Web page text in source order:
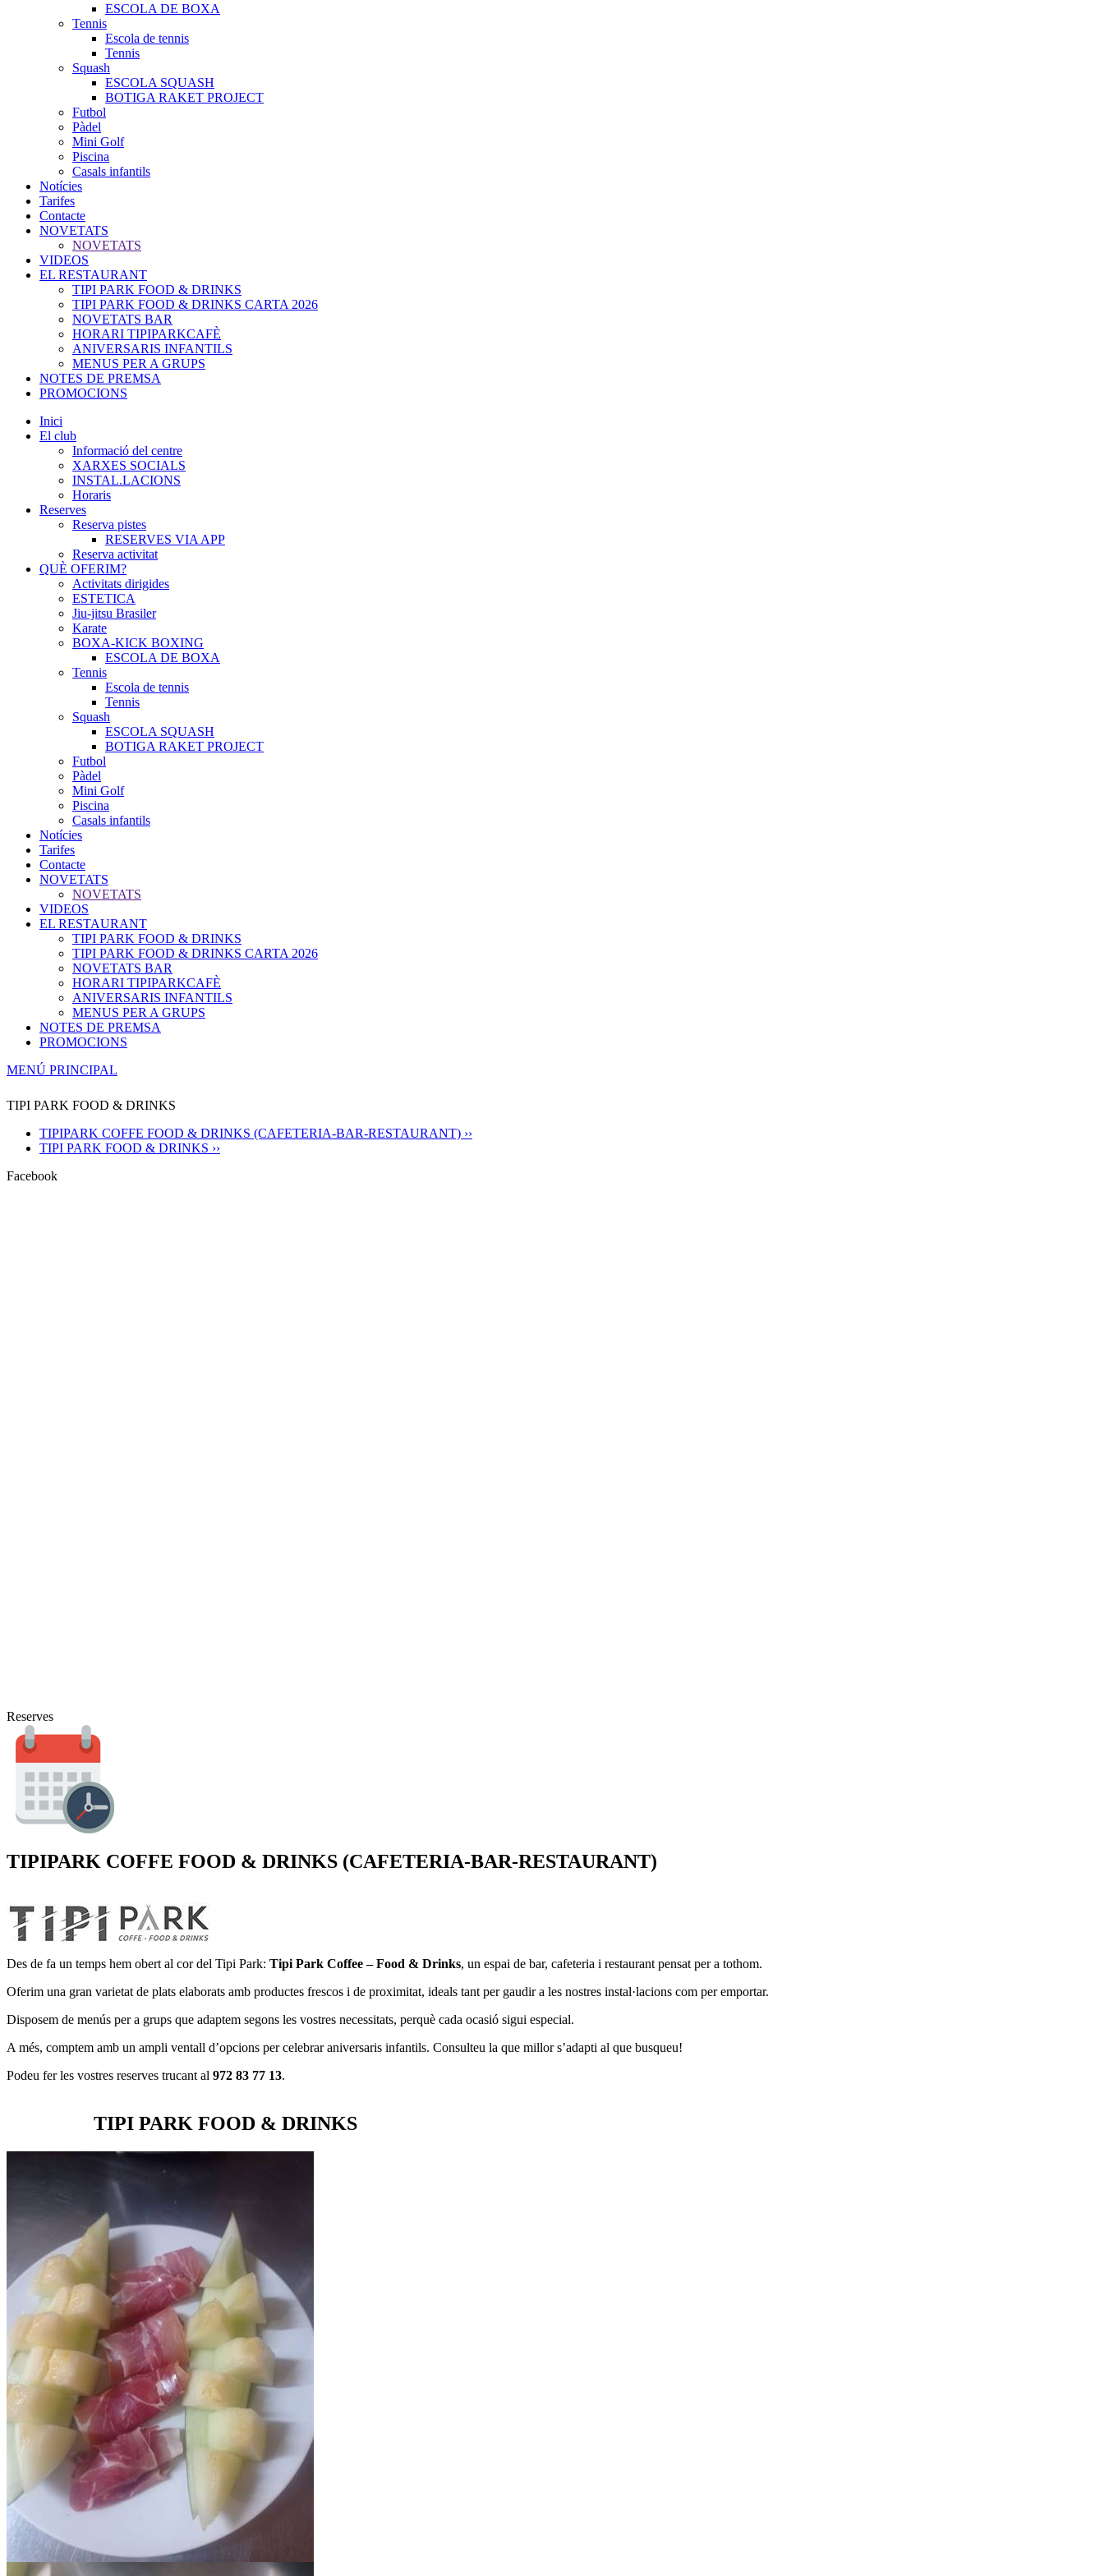
ESCOLA DE BOXA
Tennis
Escola de tennis
Tennis
Squash
ESCOLA SQUASH
BOTIGA RAKET PROJECT
Futbol
Pàdel
Mini Golf
Piscina
Casals infantils
Notícies
Tarifes
Contacte
NOVETATS
NOVETATS
VIDEOS
EL RESTAURANT
TIPI PARK FOOD & DRINKS
TIPI PARK FOOD & DRINKS CARTA 2026
NOVETATS BAR
HORARI TIPIPARKCAFÈ
ANIVERSARIS INFANTILS
MENUS PER A GRUPS
NOTES DE PREMSA
PROMOCIONS
Inici
El club
Informació del centre
XARXES SOCIALS
INSTAL.LACIONS
Horaris
Reserves
Reserva pistes
RESERVES VIA APP
Reserva activitat
QUÈ OFERIM?
Activitats dirigides
ESTETICA
Jiu-jitsu Brasiler
Karate
BOXA-KICK BOXING
ESCOLA DE BOXA
Tennis
Escola de tennis
Tennis
Squash
ESCOLA SQUASH
BOTIGA RAKET PROJECT
Futbol
Pàdel
Mini Golf
Piscina
Casals infantils
Notícies
Tarifes
Contacte
NOVETATS
NOVETATS
VIDEOS
EL RESTAURANT
TIPI PARK FOOD & DRINKS
TIPI PARK FOOD & DRINKS CARTA 2026
NOVETATS BAR
HORARI TIPIPARKCAFÈ
ANIVERSARIS INFANTILS
MENUS PER A GRUPS
NOTES DE PREMSA
PROMOCIONS
MENÚ PRINCIPAL
TIPI PARK FOOD & DRINKS
TIPIPARK COFFE FOOD & DRINKS (CAFETERIA-BAR-RESTAURANT) ››
TIPI PARK FOOD & DRINKS ››
Facebook
Reserves
TIPIPARK COFFE FOOD & DRINKS (CAFETERIA-BAR-RESTAURANT)
Des de fa un temps hem obert al cor del Tipi Park: Tipi Park Coffee – Food & Drinks, un espai de bar, cafeteria i restaurant pensat per a tothom.
Oferim una gran varietat de plats elaborats amb productes frescos i de proximitat, ideals tant per gaudir a les nostres instal·lacions com per emportar.
Disposem de menús per a grups que adaptem segons les vostres necessitats, perquè cada ocasió sigui especial.
A més, comptem amb un ampli ventall d’opcions per celebrar aniversaris infantils. Consulteu la que millor s’adapti al que busqueu!
Podeu fer les vostres reserves trucant al 972 83 77 13.
TIPI PARK FOOD & DRINKS